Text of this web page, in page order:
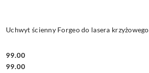
Uchwyt ścienny Forgeo do lasera krzyżowego
Cena:
99.00
Cena:
99.00